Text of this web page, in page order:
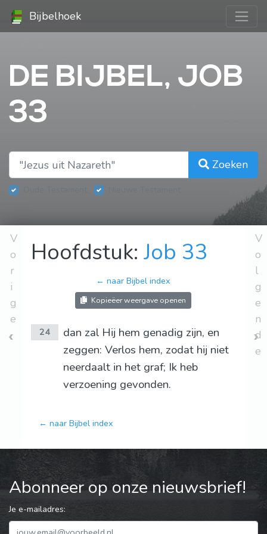
Bijbelhoek
DE BIJBEL, JOB
33
Zoeken
V
o
r
i
g
e
Hoofdstuk:Job 33
← naar Bijbel index
Kopieëer weergave openen
24
dan zal Hij hem genadig zijn, en
zeggen: Verlos hem, zodat hij niet
neerdaalt in het graf; Ik heb
verzoening gevonden.
← naar Bijbel index
V
o
l
g
e
n
d
e
Abonneer op onze nieuwsbrief!
Je e-mailadres: